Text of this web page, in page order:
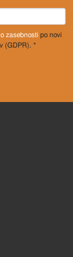
o zasebnosti po novi
(GDPR). *